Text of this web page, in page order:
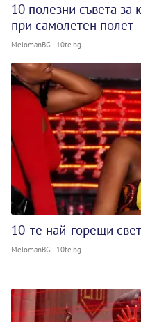
10 полезни съвета за
при самолетен полет
MelomanBG - 10te.bg
10-те най-горещи
MelomanBG - 10te.bg